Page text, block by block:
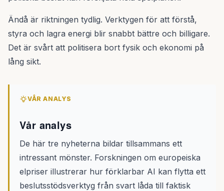
Ändå är riktningen tydlig. Verktygen för att förstå,
styra och lagra energi blir snabbt bättre och billigare.
Det är svårt att politisera bort fysik och ekonomi på
lång sikt.
VÅR ANALYS
Vår analys
De här tre nyheterna bildar tillsammans ett
intressant mönster. Forskningen om europeiska
elpriser illustrerar hur förklarbar AI kan flytta ett
beslutsstödsverktyg från svart låda till faktisk